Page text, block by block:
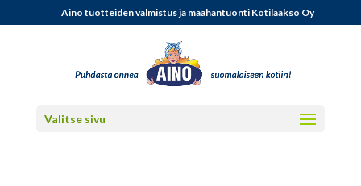
Aino tuotteiden valmistus ja maahantuonti Kotilaakso Oy
Valitse sivu